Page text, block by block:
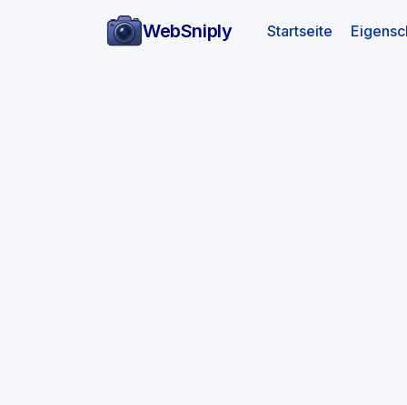
WebSniply Startseite(aktuell)